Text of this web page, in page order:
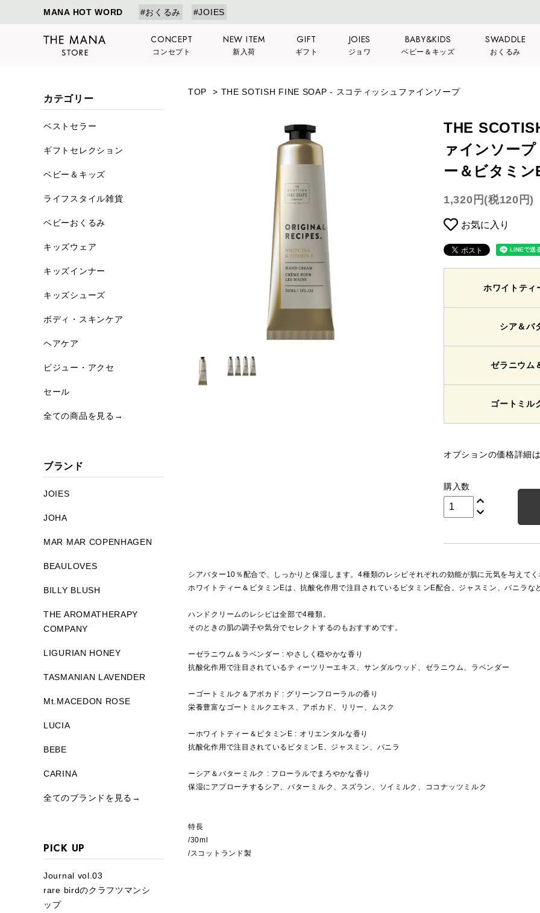
MANA HOT WORD #おくるみ #JOIES
CONCEPT
コンセプト
NEW ITEM
新入荷
GIFT
ギフト
JOIES
ジョワ
BABY&KIDS
ベビー＆キッズ
SWADDLE
おくるみ
TOP > THE SOTISH FINE SOAP - スコティッシュファインソープ
THE
ァインソー
ー＆ビタミン
1,320円(税120円)
お気に入り
ホワイトティ
シア＆バ
ゼラニウム
ゴートミル
オプションの価格詳細
購入数
シアバター10％配合で、しっかりと保湿します。4種類のレシピそれぞれの効能が肌に元気を与えてく
ホワイトティー＆ビタミンEは、抗酸化作用で注目されているビタミンE配合。ジャスミン、バニラな
ハンドクリームのレシピは全部で4種類。
そのときの肌の調子や気分でセレクトするのもおすすめです。
ーゼラニウム＆ラベンダー : やさしく穏やかな香り
抗酸化作用で注目されているティーツリーエキス、サンダルウッド、ゼラニウム、ラベンダー
ーゴートミルク＆アボカド : グリーンフローラルの香り
栄養豊富なゴートミルクエキス、アボカド、リリー、ムスク
ーホワイトティー＆ビタミンE : オリエンタルな香り
抗酸化作用で注目されているビタミンE、ジャスミン、バニラ
ーシア＆バターミルク : フローラルでまろやかな香り
保湿にアプローチするシア、バターミルク、スズラン、ソイミルク、ココナッツミルク
特長
/30ml
/スコットランド製
カテゴリー
ベストセラー
ギフトセレクション
ベビー＆キッズ
ライフスタイル雑貨
ベビーおくるみ
キッズウェア
キッズインナー
キッズシューズ
ボディ・スキンケア
ヘアケア
ビジュー・アクセ
セール
全ての商品を見る→
ブランド
JOIES
JOHA
MAR MAR COPENHAGEN
BEAULOVES
BILLY BLUSH
THE AROMATHERAPY
COMPANY
LIGURIAN HONEY
TASMANIAN LAVENDER
Mt.MACEDON ROSE
LUCIA
BEBE
CARINA
全てのブランドを見る→
PICK UP
Journal vol.03
rare birdのクラフツマンシ
ップ